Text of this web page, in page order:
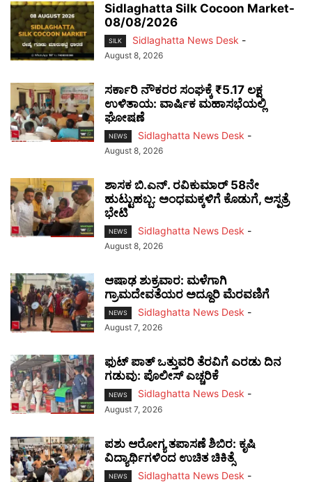
Sidlaghatta Silk Cocoon Market-
08/08/2026
SILK Sidlaghatta News Desk -
August 8, 2026
ಸರ್ಕಾರಿ ನೌಕರರ ಸಂಘಕ್ಕೆ ₹5.17 ಲಕ್ಷ
ಉಳಿತಾಯ: ವಾರ್ಷಿಕ ಮಹಾಸಭೆಯಲ್ಲಿ
ಘೋಷಣೆ
NEWS Sidlaghatta News Desk -
August 8, 2026
ಶಾಸಕ ಬಿ.ಎನ್. ರವಿಕುಮಾರ್ 58ನೇ
ಹುಟ್ಟುಹಬ್ಬ: ಅಂಧಮಕ್ಕಳಿಗೆ ಕೊಡುಗೆ, ಆಸ್ಪತ್ರೆ
ಭೇಟಿ
NEWS Sidlaghatta News Desk -
August 8, 2026
ಆಷಾಢ ಶುಕ್ರವಾರ: ಮಳೆಗಾಗಿ
ಗ್ರಾಮದೇವತೆಯರ ಅದ್ದೂರಿ ಮೆರವಣಿಗೆ
NEWS Sidlaghatta News Desk -
August 7, 2026
ಫುಟ್‌ ಪಾತ್ ಒತ್ತುವರಿ ತೆರವಿಗೆ ಎರಡು ದಿನ
ಗಡುವು: ಪೊಲೀಸ್ ಎಚ್ಚರಿಕೆ
NEWS Sidlaghatta News Desk -
August 7, 2026
ಪಶು ಆರೋಗ್ಯ ತಪಾಸಣೆ ಶಿಬಿರ: ಕೃಷಿ
ವಿದ್ಯಾರ್ಥಿಗಳಿಂದ ಉಚಿತ ಚಿಕಿತ್ಸೆ
NEWS Sidlaghatta News Desk -